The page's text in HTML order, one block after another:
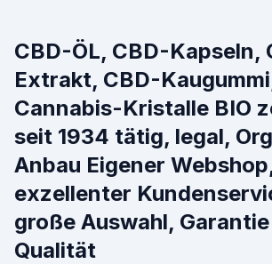
CBD-ÖL, CBD-Kapseln,
Extrakt, CBD-
Cannabis-Kristalle BIO
seit 1934 tätig, legal,
Anbau Eigener
exzellenter
große Auswahl,
Qualität